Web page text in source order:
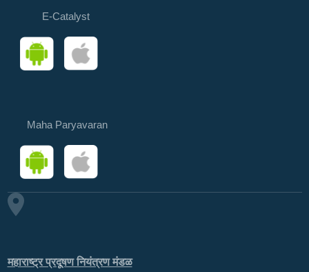
E-Catalyst
Maha Paryavaran
महाराष्ट्र प्रदूषण नियंत्रण मंडळ